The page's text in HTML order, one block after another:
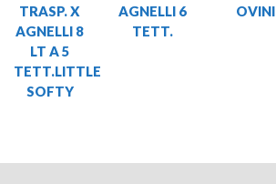
TRASP. X
AGNELLI 8
LT A 5
TETT.LITTLE
SOFTY
AGNELLI 6
TETT.
OVINI